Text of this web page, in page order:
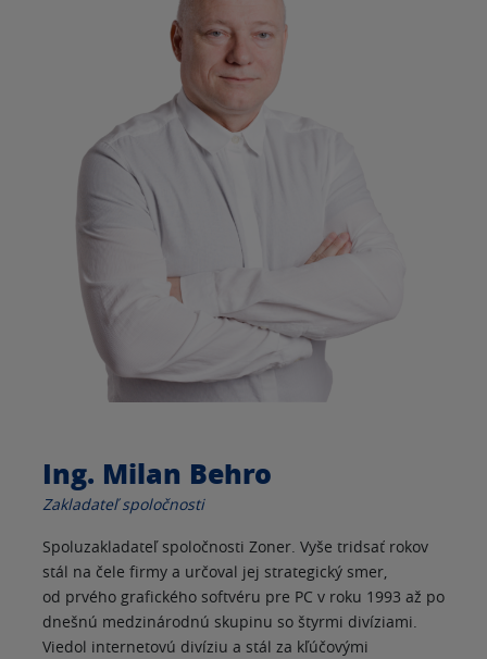
Ing. Milan Behro
Zakladateľ spoločnosti
Spoluzakladateľ spoločnosti Zoner. Vyše tridsať rokov
stál na čele firmy a určoval jej strategický smer,
od prvého grafického softvéru pre PC v roku 1993 až po
dnešnú medzinárodnú skupinu so štyrmi divíziami.
Viedol internetovú divíziu a stál za kľúčovými